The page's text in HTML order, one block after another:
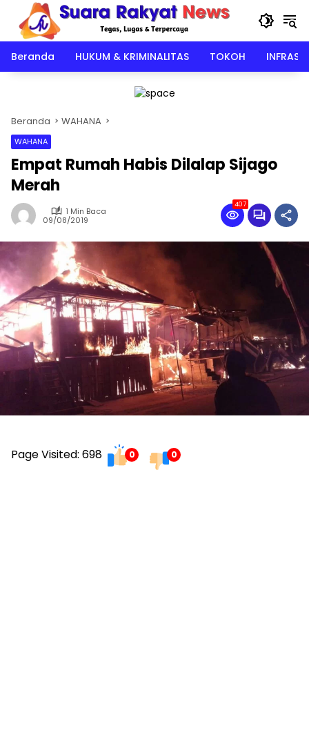
Langsung
konten
Beranda
HUKUM & KRIMINALITAS TOKOH
Beranda WAHANA
WAHANA
Empat Rumah Habis Dilalap Sijago
Merah
1 Min Baca
09/08/2019
407
Page Visited: 698 0 0